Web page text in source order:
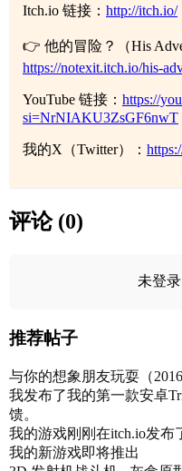
Itch.io 链接： http://itch.io/
👉 他的冒险？（His
https://notexit.itch.io/his-
YouTube 链接： https://
si=NrNIAKU3ZsGF6nwT
我的X（Twitter）：
评论 (0)
未登录
推荐帖子
与你的想象朋友玩耍（
我发布了我的第一款安卓
馈。
我的游戏刚刚在itch.io发布
我的新游戏即将推出